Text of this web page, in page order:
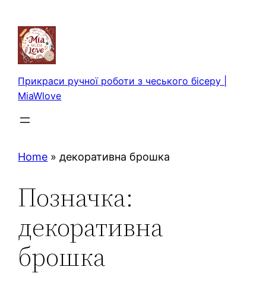
вмісту
Прикраси ручної роботи з чеського бісеру |
MiaWlove
Home »декоративна брошка
Позначка:
декоративна
брошка